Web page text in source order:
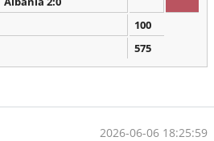
100
575
2026-06-06 18:25:59